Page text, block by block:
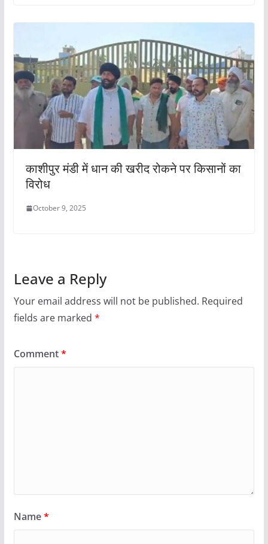
काशीपुर मंडी में धान की खरीद रोकने पर किसानों का
विरोध
October 9, 2025
Leave a Reply
Your email address will not be published. Required
fields are marked *
Comment*
Name*